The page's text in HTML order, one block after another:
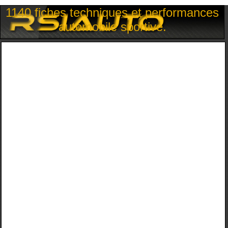
1140 fiches techniques et performances
automobile sportive.